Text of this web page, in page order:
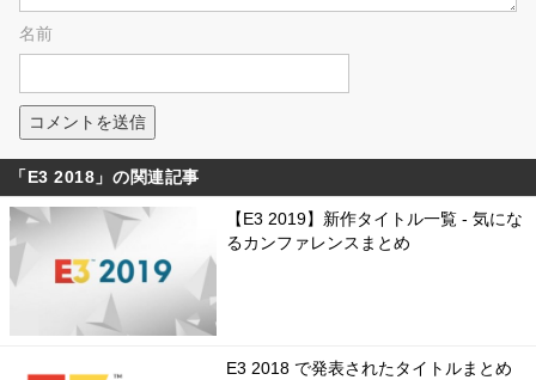
名前
「E3 2018」の関連記事
【E3 2019】新作タイトル一覧 - 気にな
るカンファレンスまとめ
E3 2018 で発表されたタイトルまとめ